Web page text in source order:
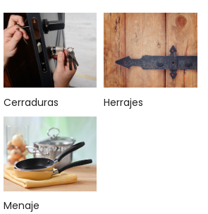
Cerraduras Herrajes
Menaje